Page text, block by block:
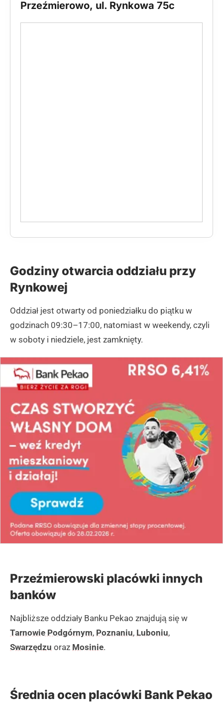
Przeźmierowo, ul. Rynkowa 75c
Godziny otwarcia oddziału przy
Rynkowej
Oddział jest otwarty od poniedziałku do piątku w
godzinach 09:30–17:00, natomiast w weekendy, czyli
w soboty i niedziele, jest zamknięty.
Przeźmierowski placówki innych
banków
Najbliższe oddziały Banku Pekao znajdują się w
Tarnowie Podgórnym, Poznaniu, Luboniu,
Swarzędzu oraz Mosinie.
Średnia ocen placówki Bank Pekao